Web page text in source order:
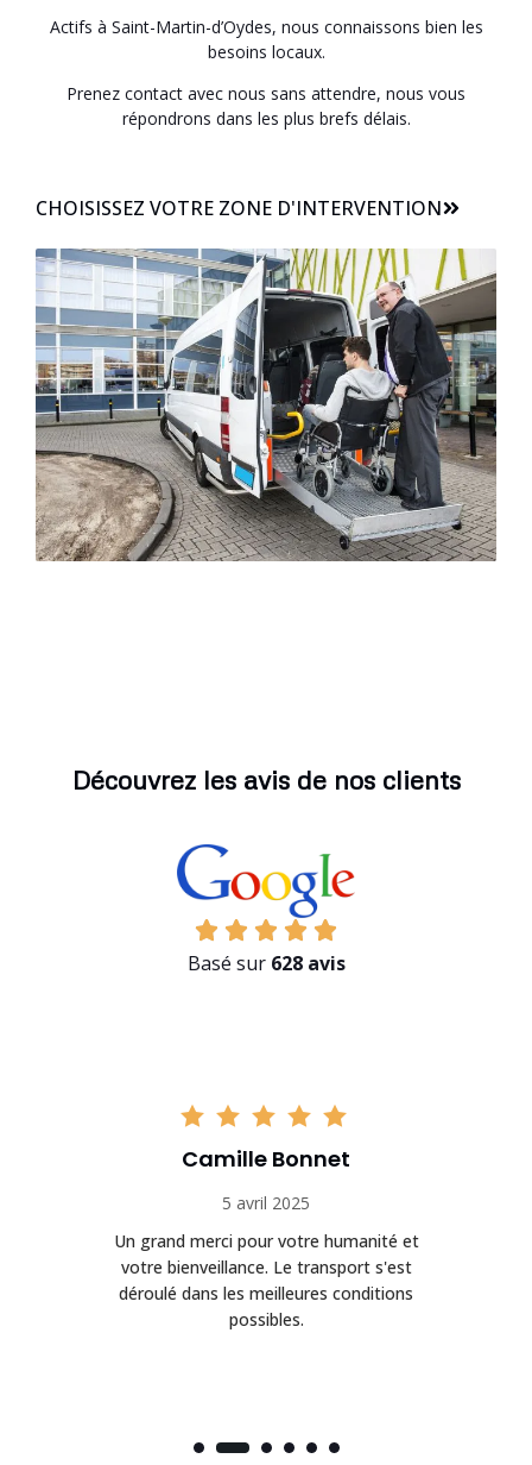
Actifs à Saint-Martin-d’Oydes, nous connaissons bien les
besoins locaux.
Prenez contact avec nous sans attendre, nous vous
répondrons dans les plus brefs délais.
CHOISISSEZ VOTRE ZONE D'INTERVENTION
Découvrez les avis de nos clients
Basé sur 628 avis
Camille Bonnet
5 avril 2025
Un grand merci pour votre humanité et
votre bienveillance. Le transport s'est
déroulé dans les meilleures conditions
possibles.